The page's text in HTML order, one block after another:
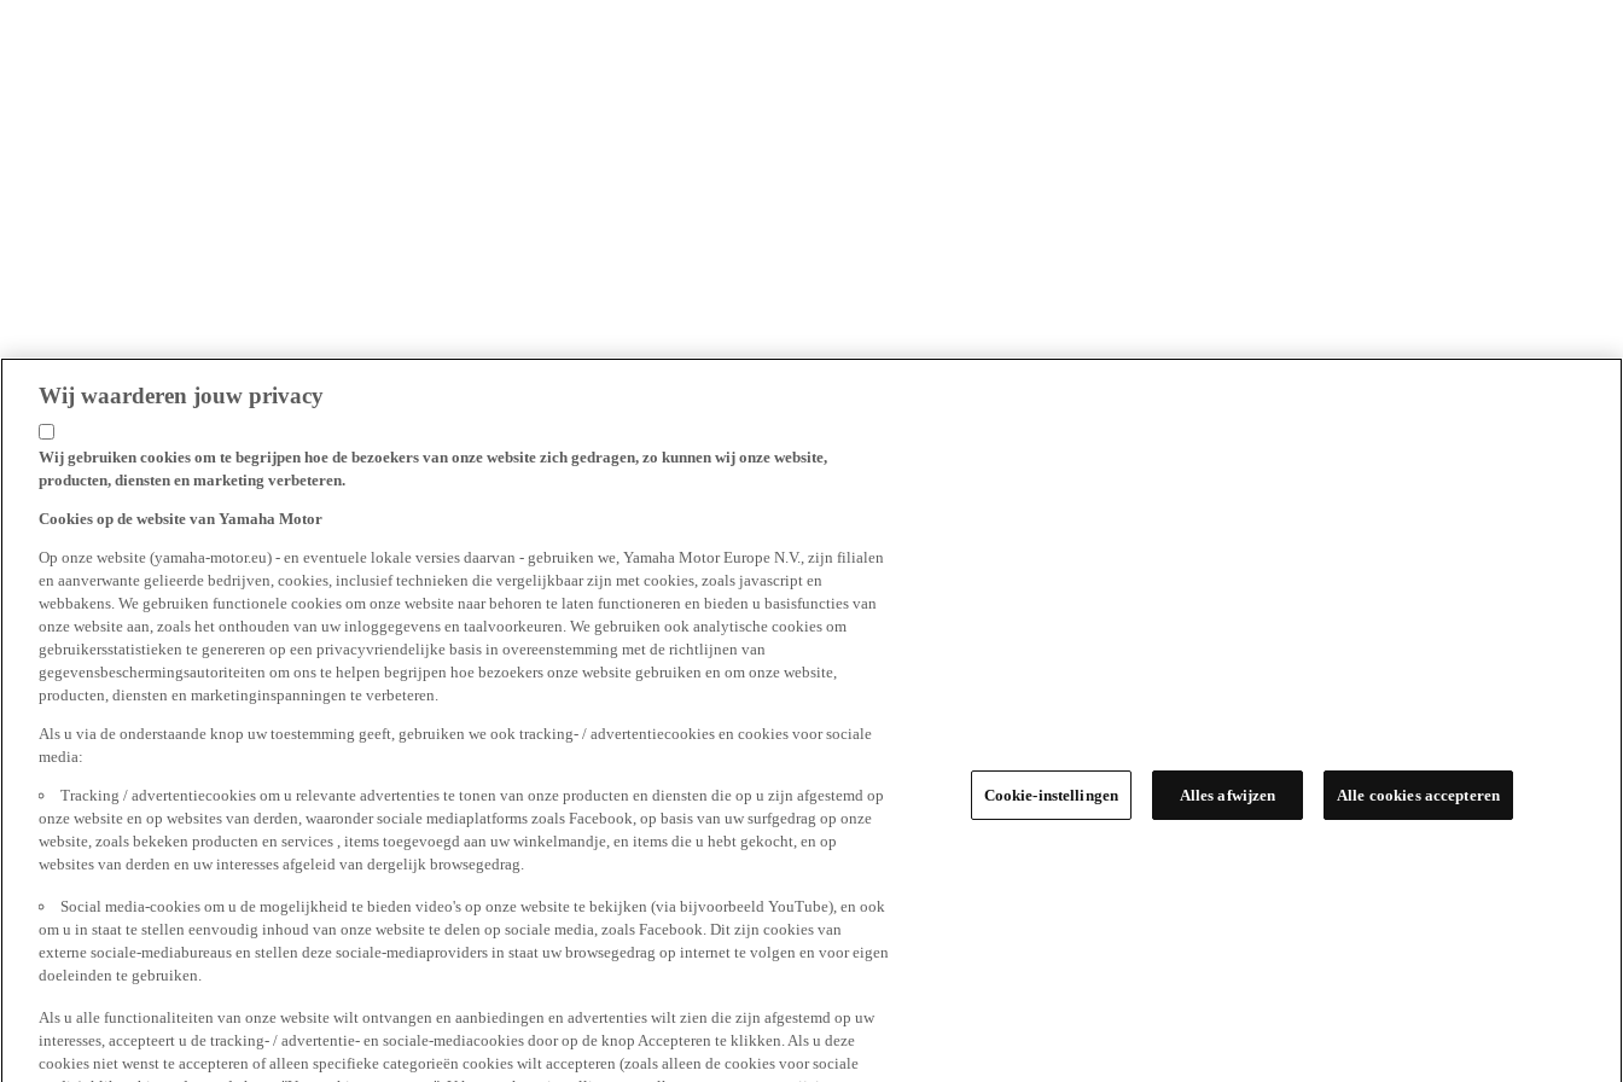
Wij waarderen jouw privacy
Wij gebruiken cookies om te begrijpen hoe de bezoekers van onze website zich gedragen, zo kunnen wij onze website,
producten, diensten en marketing verbeteren.
Cookies op de website van Yamaha Motor
Op onze website (yamaha-motor.eu) - en eventuele lokale versies daarvan - gebruiken we, Yamaha Motor Europe N.V., zijn filialen
en aanverwante gelieerde bedrijven, cookies, inclusief technieken die vergelijkbaar zijn met cookies, zoals javascript en
webbakens. We gebruiken functionele cookies om onze website naar behoren te laten functioneren en bieden u basisfuncties van
onze website aan, zoals het onthouden van uw inloggegevens en taalvoorkeuren. We gebruiken ook analytische cookies om
gebruikersstatistieken te genereren op een privacyvriendelijke basis in overeenstemming met de richtlijnen van
gegevensbeschermingsautoriteiten om ons te helpen begrijpen hoe bezoekers onze website gebruiken en om onze website,
producten, diensten en marketinginspanningen te verbeteren.
Als u via de onderstaande knop uw toestemming geeft, gebruiken we ook tracking- / advertentiecookies en cookies voor sociale
media:
Tracking / advertentiecookies om u relevante advertenties te tonen van onze producten en diensten die op u zijn afgestemd op
onze website en op websites van derden, waaronder sociale mediaplatforms zoals Facebook, op basis van uw surfgedrag op onze
website, zoals bekeken producten en services , items toegevoegd aan uw winkelmandje, en items die u hebt gekocht, en op
websites van derden en uw interesses afgeleid van dergelijk browsegedrag.
Social media-cookies om u de mogelijkheid te bieden video's op onze website te bekijken (via bijvoorbeeld YouTube), en ook
om u in staat te stellen eenvoudig inhoud van onze website te delen op sociale media, zoals Facebook. Dit zijn cookies van
externe sociale-mediabureaus en stellen deze sociale-mediaproviders in staat uw browsegedrag op internet te volgen en voor eigen
doeleinden te gebruiken.
Als u alle functionaliteiten van onze website wilt ontvangen en aanbiedingen en advertenties wilt zien die zijn afgestemd op uw
interesses, accepteert u de tracking- / advertentie- en sociale-mediacookies door op de knop Accepteren te klikken. Als u deze
cookies niet wenst te accepteren of alleen specifieke categorieën cookies wilt accepteren (zoals alleen de cookies voor sociale
Cookie-instellingen Alles afwijzen Alle cookies accepteren